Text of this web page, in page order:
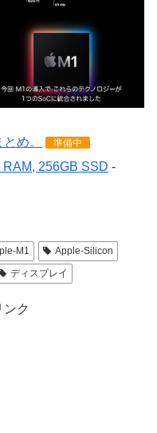
め。 準備中
RAM, 256GB SSD -
M1
Apple-Silicon
ディスプレイ
ンク